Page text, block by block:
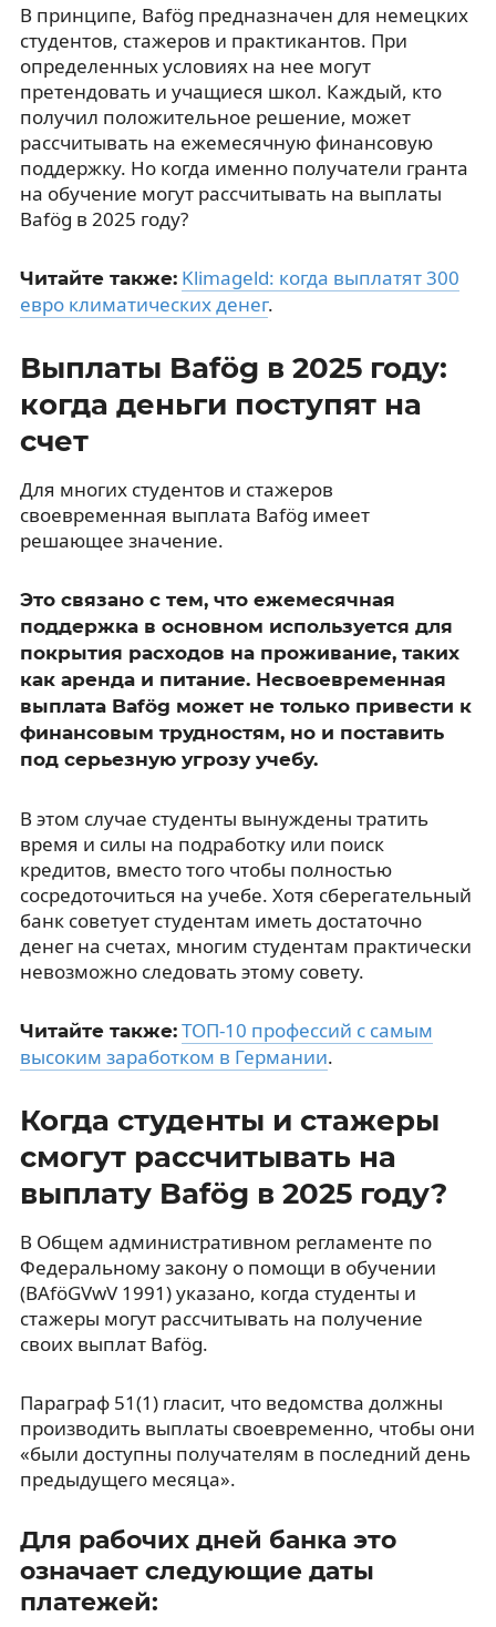
В принципе, Bafög предназначен для немецких
студентов, стажеров и практикантов. При
определенных условиях на нее могут
претендовать и учащиеся школ. Каждый, кто
получил положительное решение, может
рассчитывать на ежемесячную финансовую
поддержку. Но когда именно получатели гранта
на обучение могут рассчитывать на выплаты
Bafög в 2025 году?
Читайте также: Klimageld: когда выплатят 300
евро климатических денег.
Выплаты Bafög в 2025 году:
когда деньги поступят на
счет
Для многих студентов и стажеров
своевременная выплата Bafög имеет
решающее значение.
Это связано с тем, что ежемесячная
поддержка в основном используется для
покрытия расходов на проживание, таких
как аренда и питание. Несвоевременная
выплата Bafög может не только привести к
финансовым трудностям, но и поставить
под серьезную угрозу учебу.
В этом случае студенты вынуждены тратить
время и силы на подработку или поиск
кредитов, вместо того чтобы полностью
сосредоточиться на учебе. Хотя сберегательный
банк советует студентам иметь достаточно
денег на счетах, многим студентам практически
невозможно следовать этому совету.
Читайте также: ТОП-10 профессий с самым
высоким заработком в Германии.
Когда студенты и стажеры
смогут рассчитывать на
выплату Bafög в 2025 году?
В Общем административном регламенте по
Федеральному закону о помощи в обучении
(BAföGVwV 1991) указано, когда студенты и
стажеры могут рассчитывать на получение
своих выплат Bafög.
Параграф 51(1) гласит, что ведомства должны
производить выплаты своевременно, чтобы они
«были доступны получателям в последний день
предыдущего месяца».
Для рабочих дней банка это
означает следующие даты
платежей: